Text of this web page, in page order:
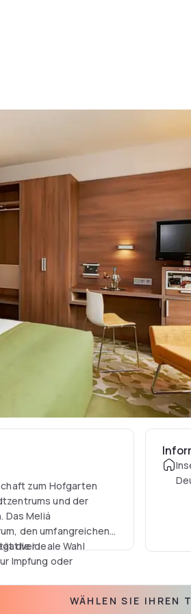
zum Hofgarten
und der
Das Meliá
den umfangreichen
die ideale Wahl
Impfung oder
WÄHLEN SIE IHREN